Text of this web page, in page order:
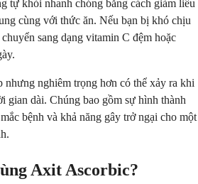
tự khỏi nhanh chóng bằng cách giảm liều
cùng với thức ăn. Nếu bạn bị khó chịu
sang dạng vitamin C đệm hoặc
nhưng nghiêm trọng hơn có thể xảy ra khi
gian dài. Chúng bao gồm sự hình thành
bệnh và khả năng gây trở ngại cho một
Axit Ascorbic?